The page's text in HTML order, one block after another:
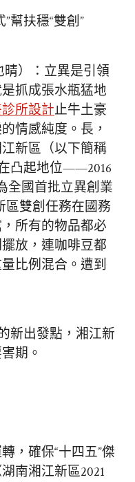
扶穩“雙創”
）：立異是引領
抓成張水瓶猛地
所設計止牛土豪
情感純度。長，
新區（以下簡稱
凸起地位——2016
全國首批立異創業
區雙創任務在國務
所有的物品都必
放，連咖啡豆都
比例混合。遭到
出發點，湘江新
期。
確保“十四五”傑
南湘江新區2021